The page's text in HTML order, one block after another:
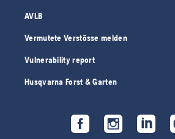
AVLB
Vermutete Verstösse melden
Vulnerability report
Husqvarna Forst & Garten